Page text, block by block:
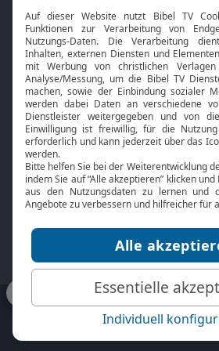
Neuigkeiten
Bibel TV
Über uns
Jobs
Mediadaten
bibeltv.de: Impressum